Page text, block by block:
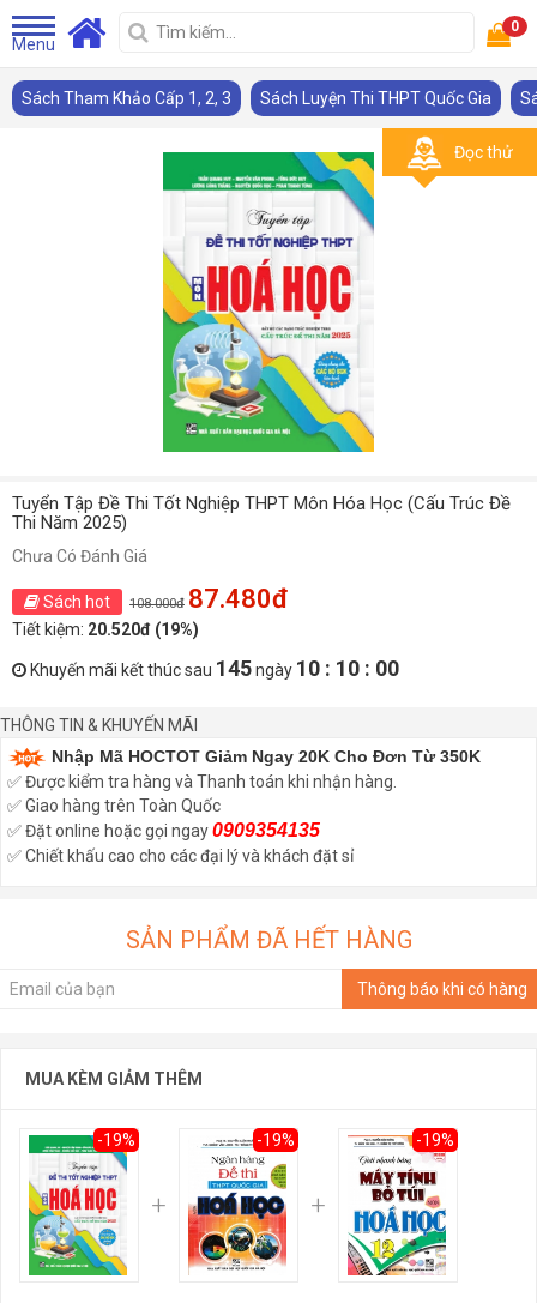
Menu
0
Sách Tham Khảo Cấp 1, 2, 3 Sách Luyện Thi THPT Quốc Gia
Đọc thử
Tuyển Tập Đề Thi Tốt Nghiệp THPT Môn Hóa Học (Cấu Trúc Đề
Thi Năm 2025)
Chưa Có Đánh Giá
Sách hot 108.000đ 87.480đ
Tiết kiệm: 20.520đ (19%)
Khuyến mãi kết thúc sau 145ngày 10 : 10 : 00
THÔNG TIN & KHUYẾN MÃI
Nhập Mã HOCTOT Giảm Ngay 20K Cho Đơn Từ 350K
✅ Được kiểm tra hàng và Thanh toán khi nhận hàng.
✅ Giao hàng trên Toàn Quốc
✅ Đặt online hoặc gọi ngay0909354135
✅ Chiết khấu cao cho các đại lý và khách đặt sỉ
SẢN PHẨM ĐÃ HẾT HÀNG
Thông báo khi có hàng
MUA KÈM GIẢM THÊM
-19% -19% -19%